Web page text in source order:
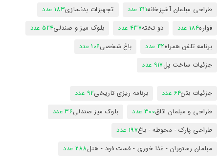
طراحی مبلمان آشپزخانه411 عدد تجهیزات بدنسازی183 عدد
فواره184 عدد دو تخته437 عدد بلوک میز و صندلی524 عدد
برنامه تلفن همراه42 عدد باغ شخصی106 عدد
جزئیات ساخت پل917 عدد
جزئیات بتن64 عدد برنامه ریزی تاریخی92 عدد
طراحی و مبلمان اتاق300 عدد بلوک میز صندلی36 عدد
طراحی پارک - محوطه - باغ197 عدد
مبلمان رستوران - غذا خوری - فست فود - هتل288 عدد